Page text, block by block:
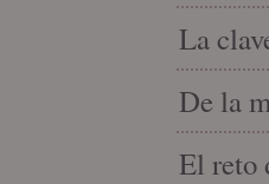
La
De la
El reto